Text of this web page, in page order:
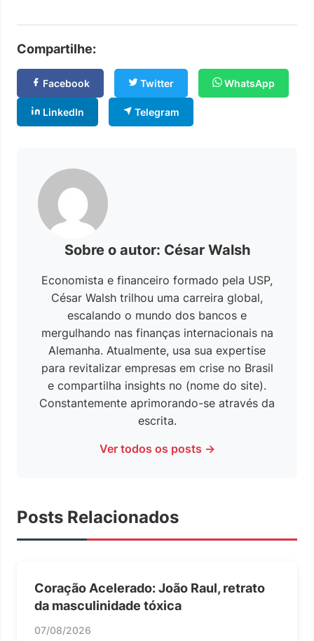
Compartilhe:
Facebook Twitter WhatsApp
LinkedIn Telegram
Sobre o autor: César Walsh
Economista e financeiro formado pela USP,
César Walsh trilhou uma carreira global,
escalando o mundo dos bancos e
mergulhando nas finanças internacionais na
Alemanha. Atualmente, usa sua expertise
para revitalizar empresas em crise no Brasil
e compartilha insights no (nome do site).
Constantemente aprimorando-se através da
escrita.
Ver todos os posts →
Posts Relacionados
Coração Acelerado: João Raul, retrato
da masculinidade tóxica
07/08/2026